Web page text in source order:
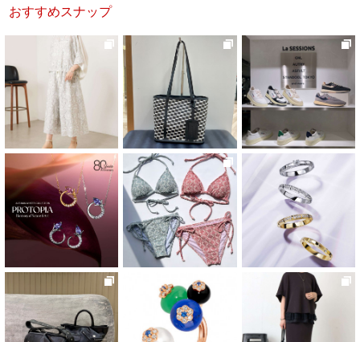
おすすめスナップ